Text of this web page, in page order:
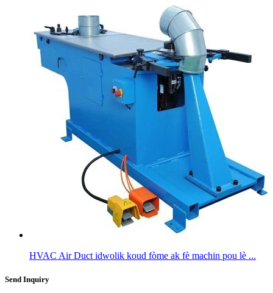
HVAC Air Duct idwolik koud fòme ak fè machin pou lè ...
Send Inquiry